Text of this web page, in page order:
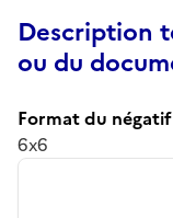
Description
ou du
Format du négatif
6x6